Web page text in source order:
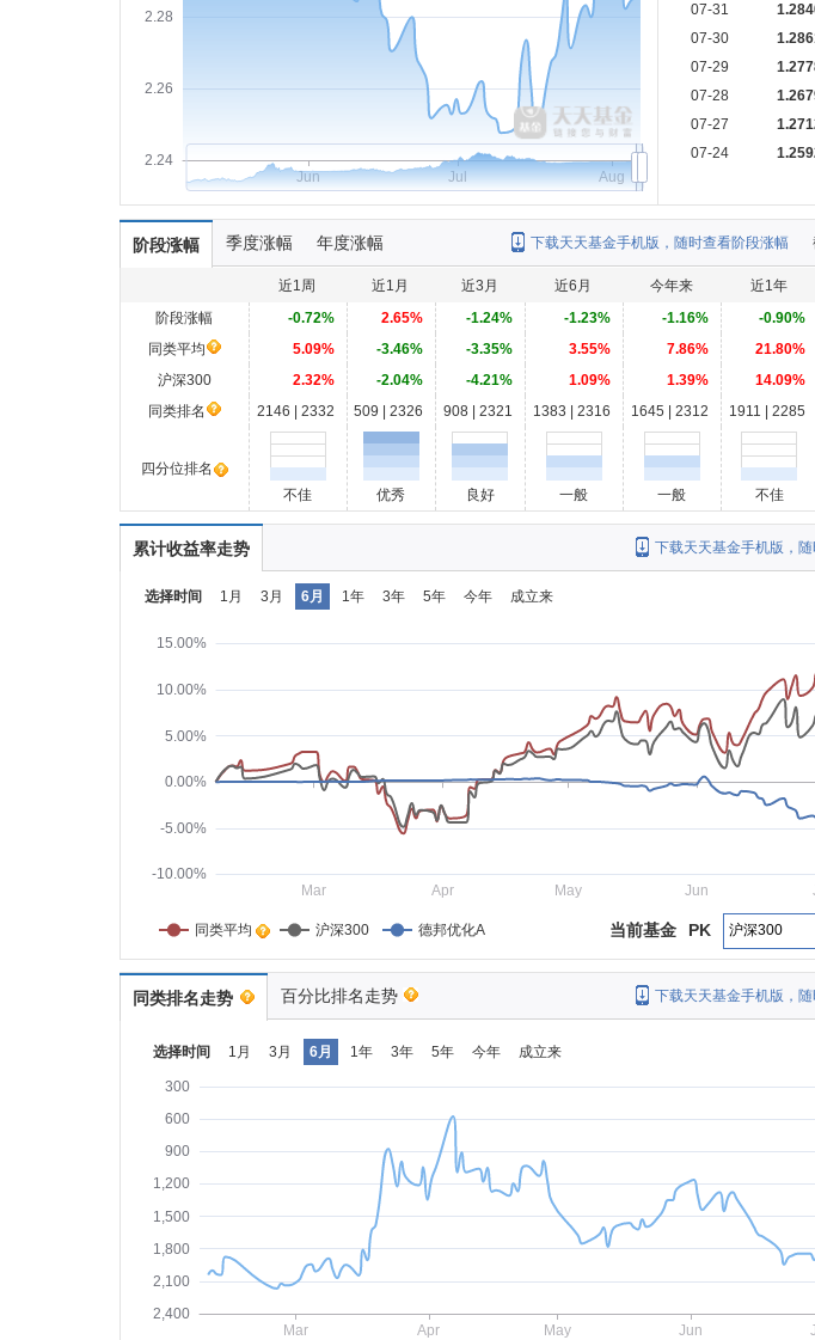
2.24
2.26
2.28
Jun Jul Aug
07-31
07-30
07-29
07-28
07-27
07-24
阶段涨幅 季度涨幅 年度涨幅 下载天天基金手机版，随时查看阶段涨幅
近1周 近1月 近3月 近6月 今年来 近1年
阶段涨幅
-0.72% 2.65% -1.24% -1.23% -1.16% -0.90%
同类平均
5.09% -3.46% -3.35% 3.55% 7.86% 21.80%
沪深300
2.32% -2.04% -4.21% 1.09% 1.39% 14.09%
同类排名
2146 | 2332 509 | 2326 908 | 2321 1383 | 2316 1645 | 2312 1911 | 2285
四分位排名
不佳
优秀 良好 一般 一般 不佳
累计收益率走势 下载天天基金手机版，
选择时间 1月 3月 6月 1年 3年 5年 今年 成立来
-10.00%
-5.00%
0.00%
5.00%
10.00%
15.00%
Mar Apr May Jun
同类平均 沪深300 德邦优化A PK
当前基金
同类排名走势 百分比排名走势 下载天天基金手机版，
选择时间 1月 3月 6月 1年 3年 5年 今年 成立来
300
600
900
1,200
1,500
1,800
2,100
2,400
Mar
Apr May Jun